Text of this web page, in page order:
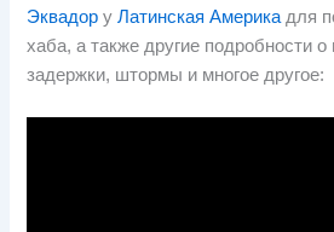
Эквадор уЛатинская Америка для
хаба, а также другие подробности о
задержки, штормы и многое другое: